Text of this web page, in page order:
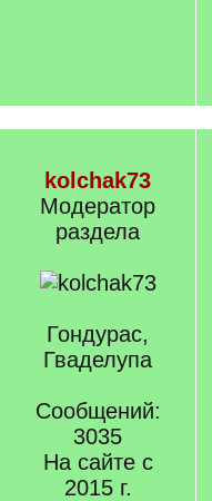
kolchak73
Модератор
раздела
Гондурас,
Гваделупа
Сообщений:
3035
На сайте с
2015 г.